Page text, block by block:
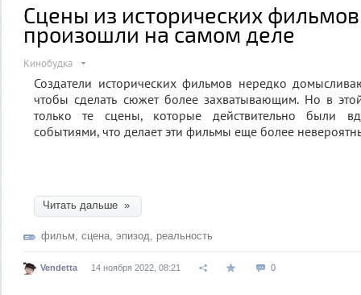
Сцены из исторических
произошли на самом деле
Кинобудка
Создатели исторических фильмов нередко
чтобы сделать сюжет более захватывающим. Но в
только те сцены, которые действительно были
событиями, что делает эти фильмы еще более
Читать дальше »
фильм сцена эпизод реальность
Vendetta 14 ноября 2022, 08:21 0